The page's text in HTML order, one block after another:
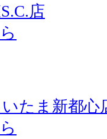
店
たま新都心